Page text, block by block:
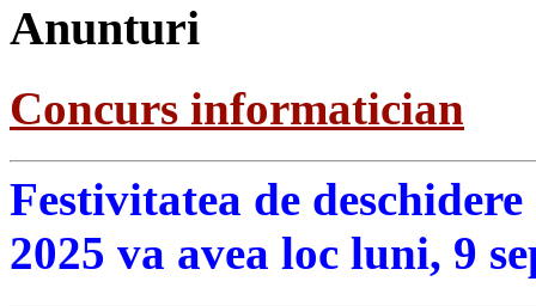
Anunturi
Concurs informatician
Festivitatea de
2025 va avea loc luni, 9